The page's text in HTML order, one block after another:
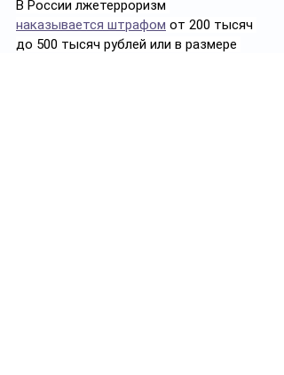
В России лжетерроризм
наказывается штрафом от 200 тысяч
до 500 тысяч рублей или в размере